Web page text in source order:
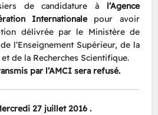
de candidature à l’Agence
Internationalepour avoir
délivrée par le Ministère de
l’Enseignement Supérieur, de la
de la Recherches Scientifique.
par l’AMCI sera refusé.
27 juillet 2016 .